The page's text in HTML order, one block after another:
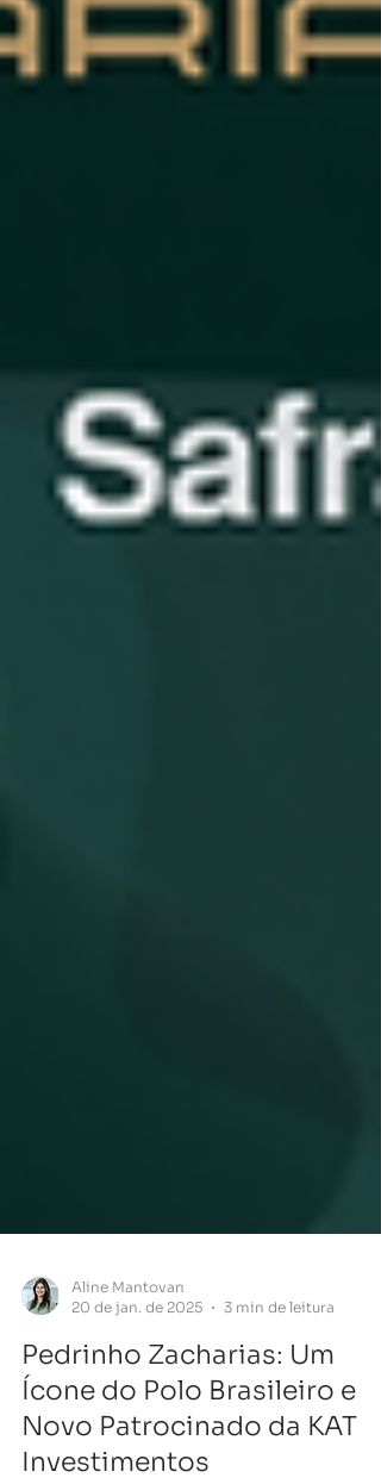
Aline Mantovan
20 de jan. de 2025
3 min de leitura
Pedrinho Zacharias: Um
Ícone do Polo Brasileiro e